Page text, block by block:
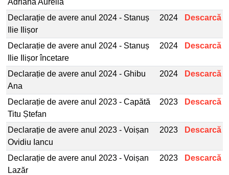
Adriana Aurelia
Declarație de avere anul 2024 - Stanuș
Ilie Ilișor
2024 Descarcă
Declarație de avere anul 2024 - Stanuș
Ilie Ilișor încetare
2024 Descarcă
Declarație de avere anul 2024 - Ghibu
Ana
2024 Descarcă
Declarație de avere anul 2023 - Capătă
Titu Ștefan
2023 Descarcă
Declarație de avere anul 2023 - Voișan
Ovidiu Iancu
2023 Descarcă
Declarație de avere anul 2023 - Voișan
Lazăr
2023 Descarcă